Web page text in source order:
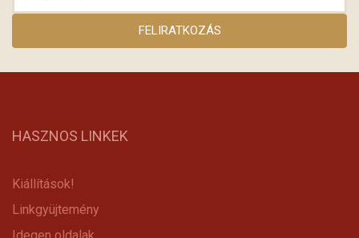
HASZNOS LINKEK
Kiállítások!
Linkgyüjtemény
Idegen oldalak